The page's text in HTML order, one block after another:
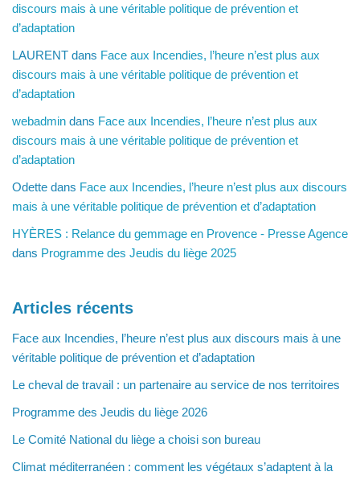
discours mais à une véritable politique de prévention et
d’adaptation
LAURENT dans Face aux Incendies, l’heure n’est plus aux
discours mais à une véritable politique de prévention et
d’adaptation
webadmin dans Face aux Incendies, l’heure n’est plus aux
discours mais à une véritable politique de prévention et
d’adaptation
Odette dans Face aux Incendies, l’heure n’est plus aux discours
mais à une véritable politique de prévention et d’adaptation
HYÈRES : Relance du gemmage en Provence - Presse Agence
dans Programme des Jeudis du liège 2025
Articles récents
Face aux Incendies, l’heure n’est plus aux discours mais à une
véritable politique de prévention et d’adaptation
Le cheval de travail : un partenaire au service de nos territoires
Programme des Jeudis du liège 2026
Le Comité National du liège a choisi son bureau
Climat méditerranéen : comment les végétaux s’adaptent à la